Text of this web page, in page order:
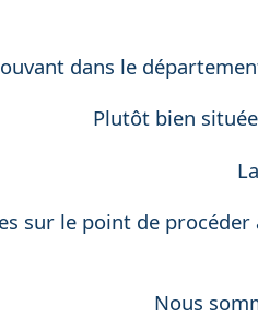
dans le
Plutôt bien
sur le point de
Nous